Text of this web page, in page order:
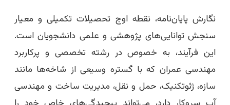
نگارش پایان‌نامه، نقطه اوج تحصیلات تکمیلی و معیار
سنجش توانایی‌های پژوهشی و علمی دانشجویان است.
این فرآیند، به خصوص در رشته تخصصی و پرکاربرد
مهندسی عمران که با گستره وسیعی از شاخه‌ها مانند
سازه، ژئوتکنیک، حمل و نقل، مدیریت ساخت و مهندسی